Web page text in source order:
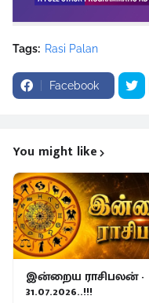
Tags: Rasi Palan
Facebook
You might like
இன்றைய ராசிபலன் -
31.07.2026..!!!